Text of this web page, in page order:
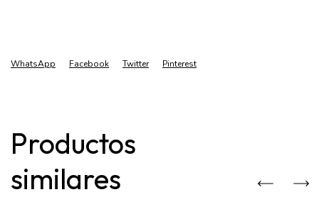
WhatsApp Facebook Twitter Pinterest
Productos
similares